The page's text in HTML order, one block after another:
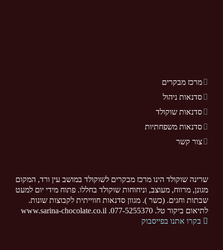
מרכז מבקרים
סדנאות ניהול
סדנאות שוקולד
סדנאות משפחתיות
צור קשר
שרינה שוקולד הינו מרכז מבקרים לשוקולד במושב עין ורד, המקום
מגונן, מרווח, מעוצב, וניחוחות שוקולד בחללו. פתוח מידי יום למעט
שבתות וחגים. (כשר ). מגוון סדנאות חווייתית לקבוצות שונות.
לתיאום ביקור טל. 077-5255370. www.sarina-chocolate.co.il
בקרו אתנו בפייסבוק